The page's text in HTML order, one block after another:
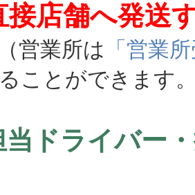
接店舗へ発送
業所は 「営業
ことができます
当ドライバー